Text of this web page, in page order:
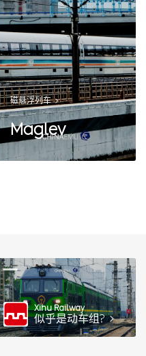
磁悬浮列车
Maglev
Xihu Railway
似乎是动车组?